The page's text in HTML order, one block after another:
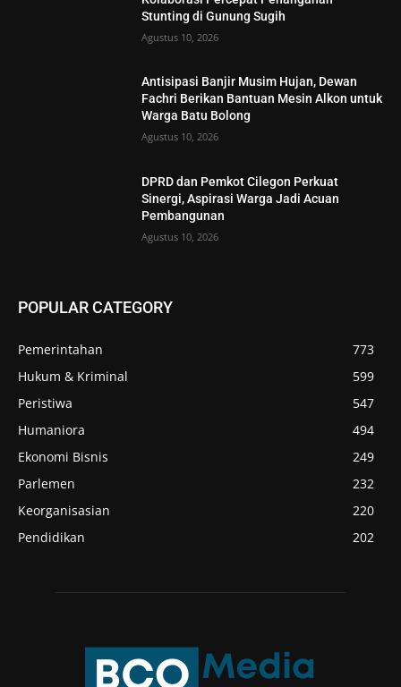
Stunting di Gunung Sugih
Agustus 10, 2026
Antisipasi Banjir Musim Hujan, Dewan
Fachri Berikan Bantuan Mesin Alkon untuk
Warga Batu Bolong
Agustus 10, 2026
DPRD dan Pemkot Cilegon Perkuat
Sinergi, Aspirasi Warga Jadi Acuan
Pembangunan
Agustus 10, 2026
POPULAR CATEGORY
Pemerintahan
773
Hukum & Kriminal
599
Peristiwa
547
Humaniora
494
Ekonomi Bisnis
249
Parlemen
232
Keorganisasian
220
Pendidikan
202